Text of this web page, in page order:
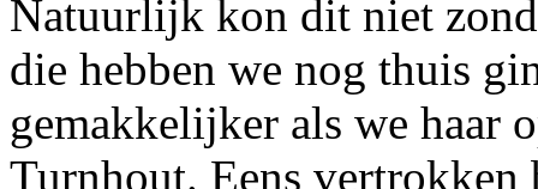
Natuurlijk kon dit niet
die hebben we nog thuis
gemakkelijker als we haar
Turnhout. Eens vertrokken